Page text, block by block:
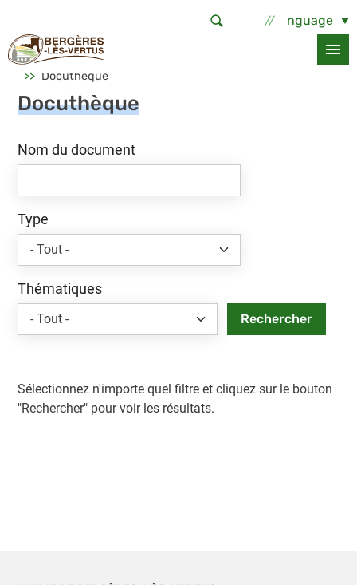
Select Language
Accueil La commune
Docuthèque
Docuthèque
Nom du document
Type
Thématiques
Rechercher
Sélectionnez n'importe quel filtre et cliquez sur le bouton
"Rechercher" pour voir les résultats.